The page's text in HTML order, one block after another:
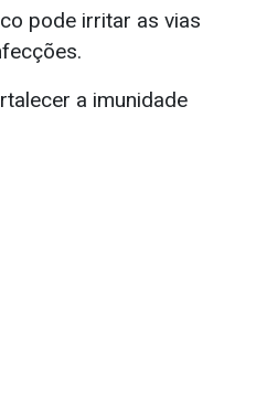
pode irritar as vias
a imunidade